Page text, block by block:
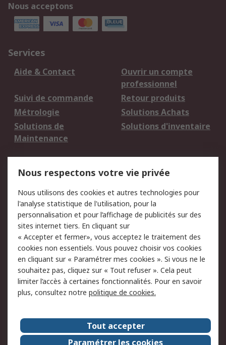
Nous acceptons
Services
Aide & Contact
Ouvrir un compte
professionnel
Suivi de commande
Retour produits
Métrologie
Solutions Achats
Solutions de
Maintenance
Solutions d'inventaire
du site
Politique de protection
des données - Mise à
jour
Sécurité des E-mails
Conditions générales
de vente
Politique anti-
corruption
Campagnes marketing
A propos de RS
A propos de RS France
Evénements
Le groupe RS Group Plc
Presse
Nous respectons votre vie privée
Nous utilisons des cookies et autres technologies pour
l'analyse statistique de l'utilisation, pour la
personnalisation et pour l’affichage de publicités sur des
sites internet tiers. En cliquant sur
« Accepter et fermer», vous acceptez le traitement des
cookies non essentiels. Vous pouvez choisir vos cookies
en cliquant sur « Paramétrer mes cookies ». Si vous ne le
souhaitez pas, cliquez sur « Tout refuser ». Cela peut
limiter l’accès à certaines fonctionnalités. Pour en savoir
plus, consultez notre politique de cookies.
Tout accepter
Paramétrer les cookies